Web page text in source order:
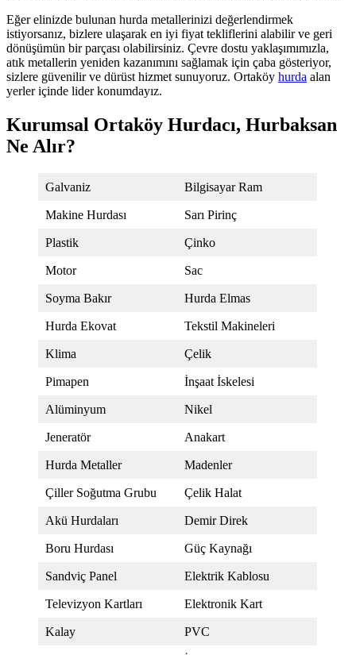
Eğer elinizde bulunan hurda metallerinizi değerlendirmek
istiyorsanız, bizlere ulaşarak en iyi fiyat tekliflerini alabilir ve geri
dönüşümün bir parçası olabilirsiniz. Çevre dostu yaklaşımımızla,
atık metallerin yeniden kazanımını sağlamak için çaba gösteriyor,
sizlere güvenilir ve dürüst hizmet sunuyoruz. Ortaköy hurda alan
yerler içinde lider konumdayız.
Kurumsal Ortaköy Hurdacı, Hurbaksan
Ne Alır?
Galvaniz Bilgisayar Ram
Makine Hurdası Sarı Pirinç
Plastik Çinko
Motor Sac
Soyma Bakır Hurda Elmas
Hurda Ekovat Tekstil Makineleri
Klima Çelik
Pimapen İnşaat İskelesi
Alüminyum Nikel
Jeneratör Anakart
Hurda Metaller Madenler
Çiller Soğutma Grubu Çelik Halat
Akü Hurdaları Demir Direk
Boru Hurdası Güç Kaynağı
Sandviç Panel Elektrik Kablosu
Televizyon Kartları Elektronik Kart
Kalay PVC